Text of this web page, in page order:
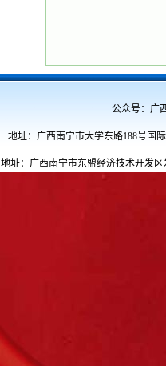
公众号：广西民
地址：广西南宁市大学东路188号国
地址：广西南宁市东盟经济技术开发